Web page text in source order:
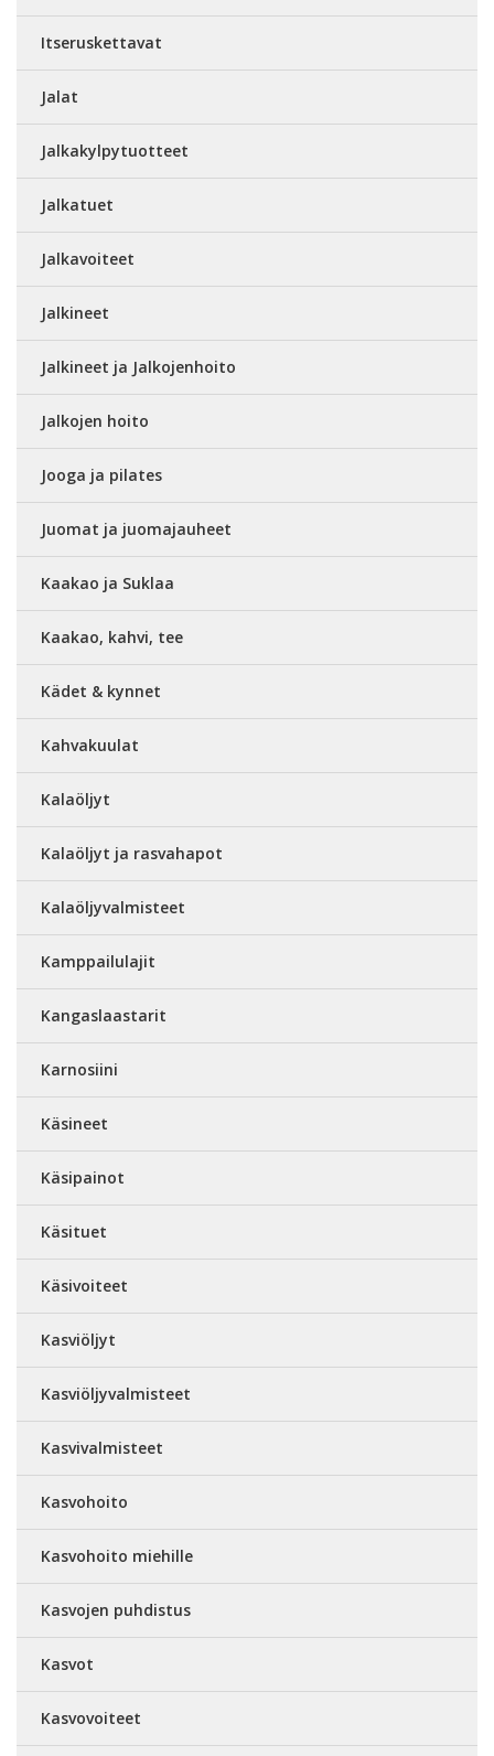
Itseruskettavat
Jalat
Jalkakylpytuotteet
Jalkatuet
Jalkavoiteet
Jalkineet
Jalkineet ja Jalkojenhoito
Jalkojen hoito
Jooga ja pilates
Juomat ja juomajauheet
Kaakao ja Suklaa
Kaakao, kahvi, tee
Kädet & kynnet
Kahvakuulat
Kalaöljyt
Kalaöljyt ja rasvahapot
Kalaöljyvalmisteet
Kamppailulajit
Kangaslaastarit
Karnosiini
Käsineet
Käsipainot
Käsituet
Käsivoiteet
Kasviöljyt
Kasviöljyvalmisteet
Kasvivalmisteet
Kasvohoito
Kasvohoito miehille
Kasvojen puhdistus
Kasvot
Kasvovoiteet